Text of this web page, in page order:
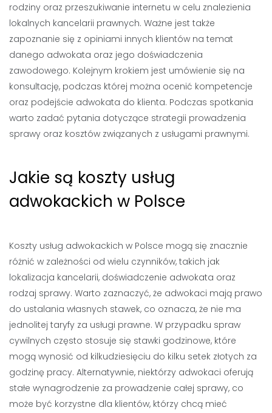
rodziny oraz przeszukiwanie internetu w celu znalezienia
lokalnych kancelarii prawnych. Ważne jest także
zapoznanie się z opiniami innych klientów na temat
danego adwokata oraz jego doświadczenia
zawodowego. Kolejnym krokiem jest umówienie się na
konsultację, podczas której można ocenić kompetencje
oraz podejście adwokata do klienta. Podczas spotkania
warto zadać pytania dotyczące strategii prowadzenia
sprawy oraz kosztów związanych z usługami prawnymi.
Jakie są koszty usług
adwokackich w Polsce
Koszty usług adwokackich w Polsce mogą się znacznie
różnić w zależności od wielu czynników, takich jak
lokalizacja kancelarii, doświadczenie adwokata oraz
rodzaj sprawy. Warto zaznaczyć, że adwokaci mają prawo
do ustalania własnych stawek, co oznacza, że nie ma
jednolitej taryfy za usługi prawne. W przypadku spraw
cywilnych często stosuje się stawki godzinowe, które
mogą wynosić od kilkudziesięciu do kilku setek złotych za
godzinę pracy. Alternatywnie, niektórzy adwokaci oferują
stałe wynagrodzenie za prowadzenie całej sprawy, co
może być korzystne dla klientów, którzy chcą mieć